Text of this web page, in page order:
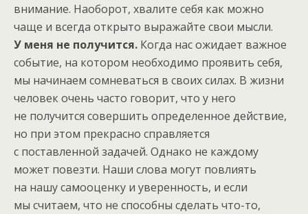
внимание. Наоборот, хвалите себя как можно
чаще и всегда открыто выражайте свои мысли.
У меня не получится. Когда нас ожидает важное
событие, на котором необходимо проявить себя,
мы начинаем сомневаться в своих силах. В жизни
человек очень часто говорит, что у него
не получится совершить определенное действие,
но при этом прекрасно справляется
с поставленной задачей. Однако не каждому
может повезти. Наши слова могут повлиять
на нашу самооценку и уверенность, и если
мы считаем, что не способны сделать что-то,